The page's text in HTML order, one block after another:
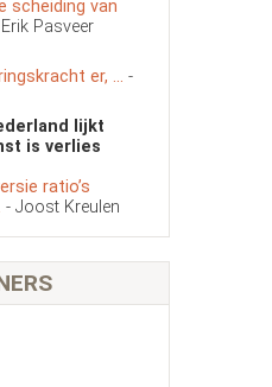
scheiding van
Pasveer
er, ... -
lijkt
is verlies
ratio’s
- Joost Kreulen